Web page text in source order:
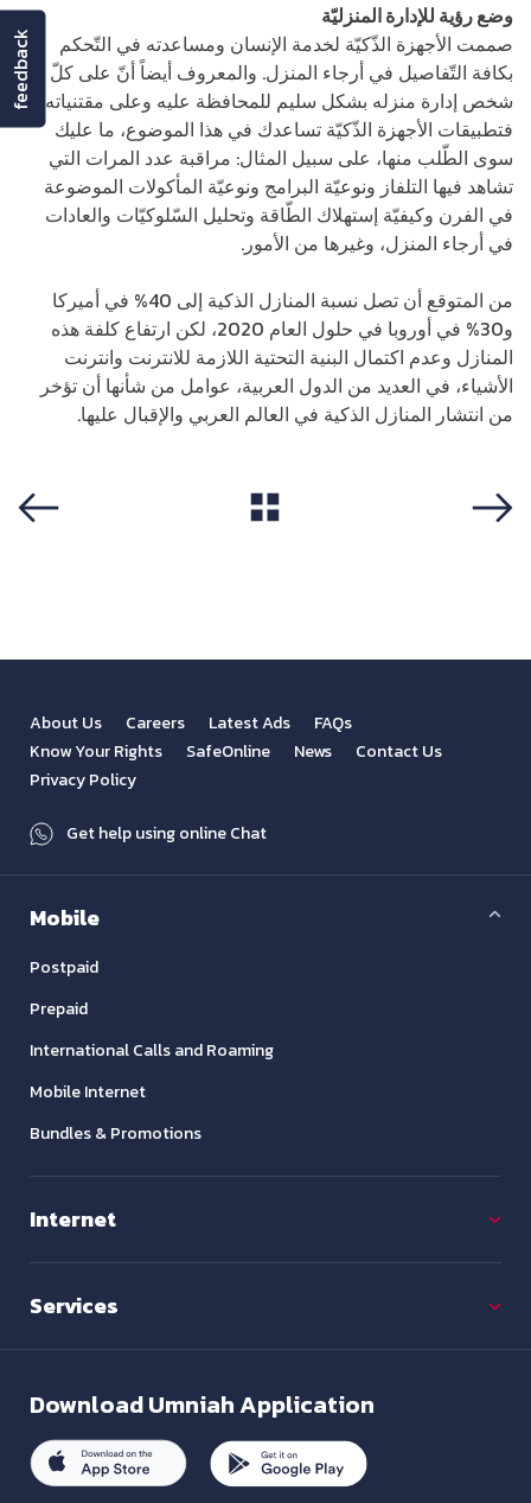
وضع رؤية للإدارة المنزليّة
صممت الأجهزة الذّكيّة لخدمة الإنسان ومساعدته في التّحكم
بكافة التّفاصيل في أرجاء المنزل. والمعروف أيضاً أنّ على كلّ
شخص إدارة منزله بشكل سليم للمحافظة عليه وعلى مقتنياته.
فتطبيقات الأجهزة الذّكيّة تساعدك في هذا الموضوع، ما عليك
سوى الطّلب منها، على سبيل المثال: مراقبة عدد المرات التي
تشاهد فيها التلفاز ونوعيّة البرامج ونوعيّة المأكولات الموضوعة
في الفرن وكيفيّة إستهلاك الطّاقة وتحليل السّلوكيّات والعادات
في أرجاء المنزل، وغيرها من الأمور.
من المتوقع أن تصل نسبة المنازل الذكية إلى 40% في أميركا
و30% في أوروبا في حلول العام 2020، لكن ارتفاع كلفة هذه
المنازل وعدم اكتمال البنية التحتية اللازمة للانترنت وانترنت
الأشياء، في العديد من الدول العربية، عوامل من شأنها أن تؤخر
من انتشار المنازل الذكية في العالم العربي والإقبال عليها.
About Us Careers Latest Ads
FAQs
Know Your Rights
SafeOnline News
Contact Us
Privacy Policy
Get help using online Chat
Mobile
Postpaid
Prepaid
International Calls and Roaming
Mobile Internet
Bundles & Promotions
Internet
Services
DownloadUmniah Application
feedback